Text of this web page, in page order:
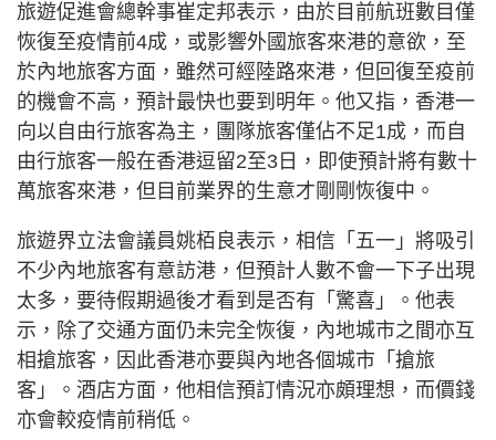
旅遊促進會總幹事崔定邦表示，由於目前航班數目僅
恢復至疫情前4成，或影響外國旅客來港的意欲，至
於內地旅客方面，雖然可經陸路來港，但回復至疫前
的機會不高，預計最快也要到明年。他又指，香港一
向以自由行旅客為主，團隊旅客僅佔不足1成，而自
由行旅客一般在香港逗留2至3日，即使預計將有數十
萬旅客來港，但目前業界的生意才剛剛恢復中。
旅遊界立法會議員姚栢良表示，相信「五一」將吸引
不少內地旅客有意訪港，但預計人數不會一下子出現
太多，要待假期過後才看到是否有「驚喜」。他表
示，除了交通方面仍未完全恢復，內地城市之間亦互
相搶旅客，因此香港亦要與內地各個城市「搶旅
客」。酒店方面，他相信預訂情況亦頗理想，而價錢
亦會較疫情前稍低。